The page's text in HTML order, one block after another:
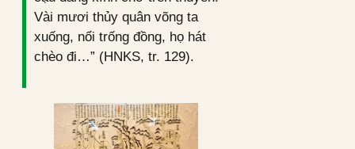
Vài mươi thủy quân võng ta
xuống, nổi trống đồng, họ hát
chèo đi…” (HNKS, tr. 129).